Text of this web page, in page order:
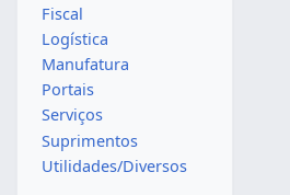
Fiscal
Logística
Manufatura
Portais
Serviços
Suprimentos
Utilidades/Diversos